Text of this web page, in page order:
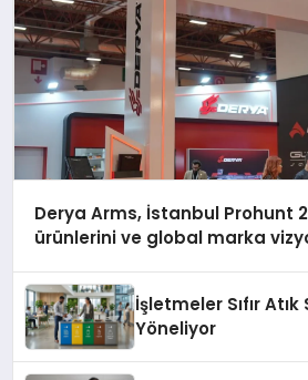
Derya Arms, İstanbul Prohunt
ürünlerini ve global marka
İşletmeler Sıfır
Yöneliyor